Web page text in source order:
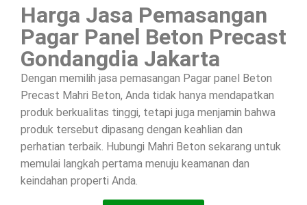
Harga Jasa Pemasangan
Pagar Panel Beton Precast
Gondangdia Jakarta
Dengan memilih jasa pemasangan Pagar panel Beton
Precast Mahri Beton, Anda tidak hanya mendapatkan
produk berkualitas tinggi, tetapi juga menjamin bahwa
produk tersebut dipasang dengan keahlian dan
perhatian terbaik. Hubungi Mahri Beton sekarang untuk
memulai langkah pertama menuju keamanan dan
keindahan properti Anda.